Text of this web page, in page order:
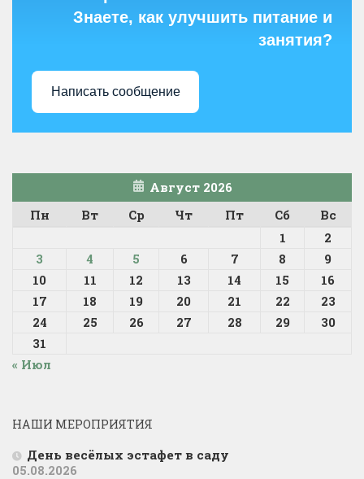
Знаете, как улучшить питание и
занятия?
Написать сообщение
Август 2026
Пн
Вт Ср Чт Пт Сб
Вс
1
2
3
4 5 6 7 8
9
10
11 12 13 14 15
16
17
18 19 20 21 22
23
24
25 26 27 28 29
30
31
« Июл
НАШИ МЕРОПРИЯТИЯ
День весёлых эстафет в саду
05.08.2026